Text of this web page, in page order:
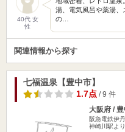
40代 女
性
湯、電気風呂や薬湯
の…
関連情報から探す
七福温泉【豊中市】
1.7点/ 9 件
大阪府 /
阪急電鉄伊
神崎川駅よ